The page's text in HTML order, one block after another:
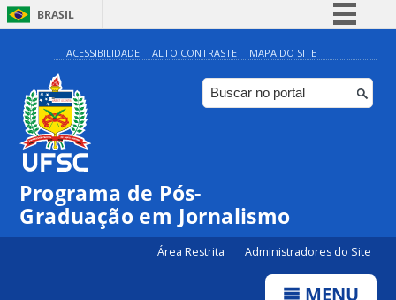
BRASIL
Simplifique!
Comunica BR
Participe
ACESSIBILIDADE ALTO CONTRASTE MAPA DO SITE
Programa de Pós-
Graduação em Jornalismo
Área Restrita Administradores do Site
MENU